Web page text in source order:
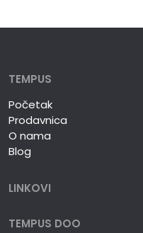
TEMPUS
Početak
Prodavnica
O nama
Blog
LINKOVI
TEMPUS DOO